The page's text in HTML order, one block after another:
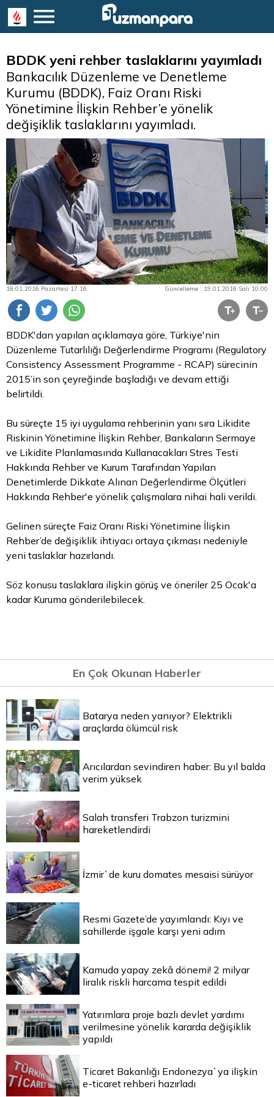
BDDK yeni rehber taslaklarını yayımladı
Bankacılık Düzenleme ve Denetleme
Kurumu (BDDK), Faiz Oranı Riski
Yönetimine İlişkin Rehber’e yönelik
değişiklik taslaklarını yayımladı.
18.01.2016 Pazartesi 17:16 Güncelleme : 19.01.2016 Salı 10:00
BDDK'dan yapılan açıklamaya göre, Türkiye'nin
Düzenleme Tutarlılığı Değerlendirme Programı (Regulatory
Consistency Assessment Programme - RCAP) sürecinin
2015’in son çeyreğinde başladığı ve devam ettiği
belirtildi.
Bu süreçte 15 iyi uygulama rehberinin yanı sıra Likidite
Riskinin Yönetimine İlişkin Rehber, Bankaların Sermaye
ve Likidite Planlamasında Kullanacakları Stres Testi
Hakkında Rehber ve Kurum Tarafından Yapılan
Denetimlerde Dikkate Alınan Değerlendirme Ölçütleri
Hakkında Rehber'e yönelik çalışmalara nihai hali verildi.
Gelinen süreçte Faiz Oranı Riski Yönetimine İlişkin
Rehber’de değişiklik ihtiyacı ortaya çıkması nedeniyle
yeni taslaklar hazırlandı.
Söz konusu taslaklara ilişkin görüş ve öneriler 25 Ocak'a
kadar Kuruma gönderilebilecek.
En Çok Okunan Haberler
Batarya neden yanıyor? Elektrikli
araçlarda ölümcül risk
Arıcılardan sevindiren haber: Bu yıl balda
verim yüksek
Salah transferi Trabzon turizmini
hareketlendirdi
İzmir`de kuru domates mesaisi sürüyor
Resmi Gazete’de yayımlandı: Kıyı ve
sahillerde işgale karşı yeni adım
Kamuda yapay zekâ dönemi! 2 milyar
liralık riskli harcama tespit edildi
Yatırımlara proje bazlı devlet yardımı
verilmesine yönelik kararda değişiklik
yapıldı
Ticaret Bakanlığı Endonezya`ya ilişkin
e-ticaret rehberi hazırladı